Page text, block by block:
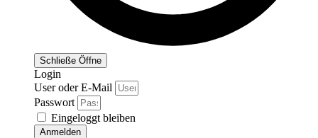
Schließe Öffne
Login
User oder E-Mail
Passwort
Eingeloggt bleiben
Anmelden